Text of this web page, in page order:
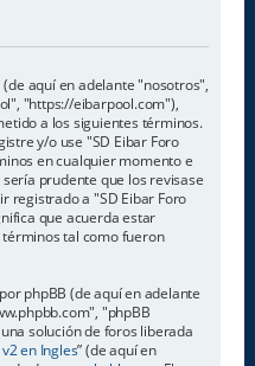
aquí en adelante "nosotros",
"https://eibarpool.com"),
a los siguientes términos.
y/o use "SD Eibar Foro
en cualquier momento e
prudente que los revisase
registrado a "SD Eibar Foro
que acuerda estar
tal como fueron
phpBB (de aquí en adelante
"phpBB
solución de foros liberada
en Ingles” (de aquí en